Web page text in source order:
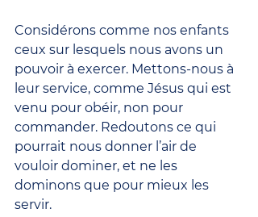
Considérons comme nos enfants
ceux sur lesquels nous avons un
pouvoir à exercer. Mettons-nous à
leur service, comme Jésus qui est
venu pour obéir, non pour
commander. Redoutons ce qui
pourrait nous donner l’air de
vouloir dominer, et ne les
dominons que pour mieux les
servir.